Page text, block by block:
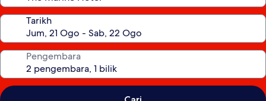
Tarikh
Pengembara